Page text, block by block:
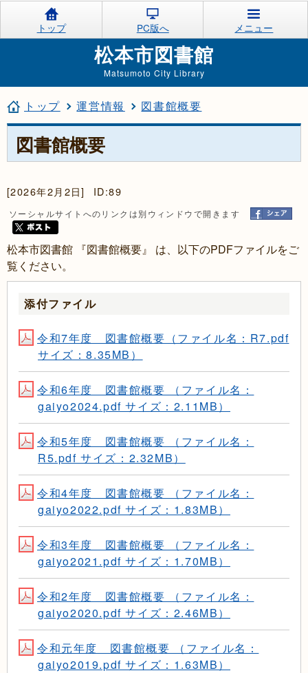
トップ PC版へ メニュー
松本市図書館
Matsumoto City Library
トップ 運営情報 図書館概要
図書館概要
[2026年2月2日] ID:89
ソーシャルサイトへのリンクは別ウィンドウで開きます
松本市図書館 『図書館概要』 は、以下のPDFファイルをご
覧ください。
添付ファイル
令和7年度 図書館概要（ファイル名：R7.pdf
サイズ：8.35MB）
令和6年度 図書館概要 （ファイル名：
gaiyo2024.pdf サイズ：2.11MB）
令和5年度 図書館概要 （ファイル名：
R5.pdf サイズ：2.32MB）
令和4年度 図書館概要 （ファイル名：
gaiyo2022.pdf サイズ：1.83MB）
令和3年度 図書館概要 （ファイル名：
gaiyo2021.pdf サイズ：1.70MB）
令和2年度 図書館概要 （ファイル名：
gaiyo2020.pdf サイズ：2.46MB）
令和元年度 図書館概要 （ファイル名：
gaiyo2019.pdf サイズ：1.63MB）